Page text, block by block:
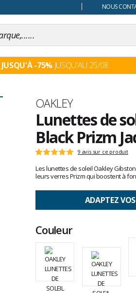
NOUS
JUSQU'À -75%JUSQU'AU 25/08
Marque
OAKLEY
Lunettes de
Black Prizm
Les
clients
Note
:
5
sur
5
9 avis sur ce produit
Les lunettes de soleil Oakley
leurs verres Prizm qui boostent à
ADAPTEZ
Couleur